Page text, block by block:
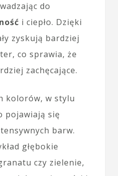
do
i ciepło. Dzięki
zyskują bardziej
co sprawia, że
zachęcające.
kolorów, w stylu
pojawiają się
barw.
głębokie
czy zielenie,